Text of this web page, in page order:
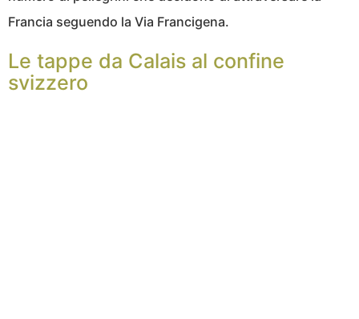
Francia seguendo la Via Francigena.
Le tappe da Calais al confine
svizzero